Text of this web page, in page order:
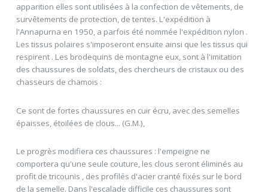
apparition elles sont utilisées à la confection de vêtements, de
survêtements de protection, de tentes. L'expédition à
l'Annapurna en 1950, a parfois été nommée l'expédition nylon .
Les tissus polaires s'imposeront ensuite ainsi que les tissus qui
respirent . Les brodequins de montagne eux, sont à l'imitation
des chaussures de soldats, des chercheurs de cristaux ou des
chasseurs de chamois :
Ce sont de fortes chaussures en cuir écru, avec des semelles
épaisses, étoilées de clous... (G.M.),
Le progrès modifiera ces chaussures : l'empeigne ne
comportera qu'une seule couture, les clous seront éliminés au
profit de tricounis , des profilés d'acier cranté fixés sur le bord
de la semelle. Dans l'escalade difficile ces chaussures sont